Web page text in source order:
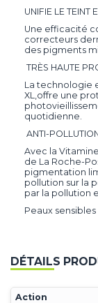
UNIFIE LE TEINT
Une efficacité
correcteurs
des pigments
TRÈS HAUTE
La technologie
XL,offre une
quotidienne.
ANTI-
Avec la
de La Roche-
pigmentation
pollution sur la
par la pollution
Peaux
DÉTAILS
Action